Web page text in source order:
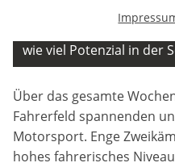
Gründautalring zeigten
Nachwuchsfahrerinnen
wie viel Potenzial in der
Über das gesamte
Fahrerfeld spannenden
Motorsport. Enge
hohes fahrerisches
Notwendige Cookies
einer Website. Sie helfen
ermöglichen. Ohne diese
richtig funktionieren.
Background Image